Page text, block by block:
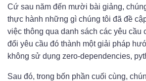
Cứ sau năm đến mười bài giảng,
thực hành những gì chúng tôi đã đề
việc thông qua danh sách các yêu cầu
đổi yêu cầu đó thành một giải pháp
không sử dụng zero-dependencies,
Sau đó, trong bốn phần cuối cùng,